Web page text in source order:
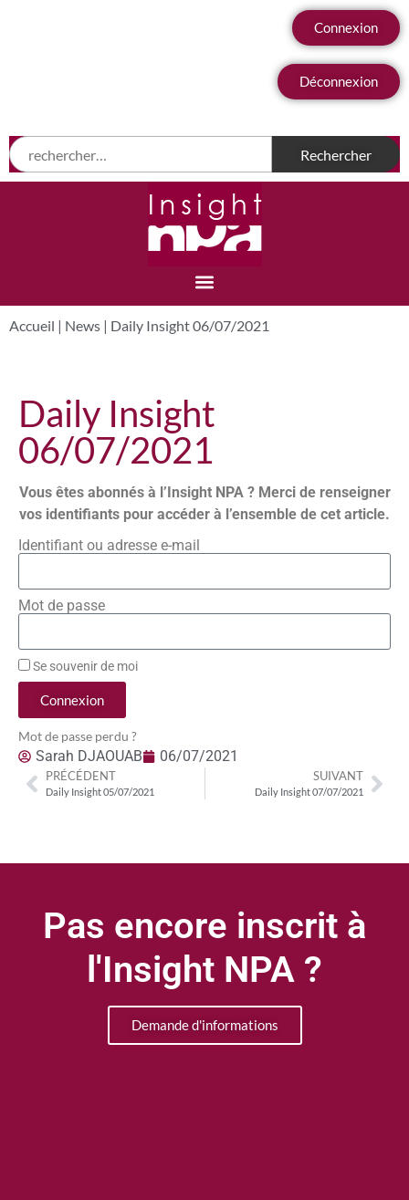
Connexion
Déconnexion
Accueil | News | Daily Insight 06/07/2021
Daily Insight
06/07/2021
Vous êtes abonnés à l’Insight NPA ? Merci de renseigner
vos identifiants pour accéder à l’ensemble de cet article.
Identifiant ou adresse e-mail
Mot de passe
Se souvenir de moi
Connexion
Mot de passe perdu ?
Sarah DJAOUAB 06/07/2021
PRÉCÉDENT
Daily Insight 05/07/2021
SUIVANT
Daily Insight 07/07/2021
Pas encore inscrit à
l'Insight NPA ?
Demande d'informations